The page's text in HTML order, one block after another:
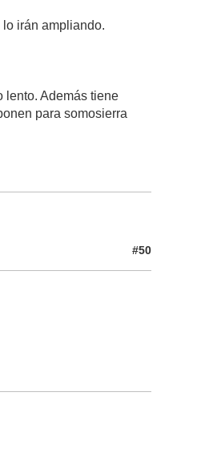
irán ampliando.
lento. Además tiene
para somosierra
#50